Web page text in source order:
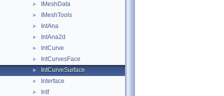
► IMeshData
► IMeshTools
► IntAna
► IntAna2d
► IntCurve
► IntCurvesFace
► IntCurveSurface
► Interface
► Intf